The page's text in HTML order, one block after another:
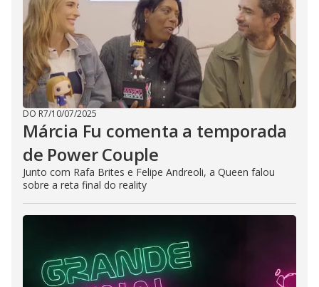
DO R7/10/07/2025
Márcia Fu comenta a temporada
de Power Couple
Junto com Rafa Brites e Felipe Andreoli, a Queen falou
sobre a reta final do reality